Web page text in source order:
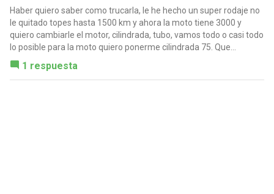
Haber quiero saber como trucarla, le he hecho un super rodaje no
le quitado topes hasta 1500 km y ahora la moto tiene 3000 y
quiero cambiarle el motor, cilindrada, tubo, vamos todo o casi todo
lo posible para la moto quiero ponerme cilindrada 75. Que...
1 respuesta